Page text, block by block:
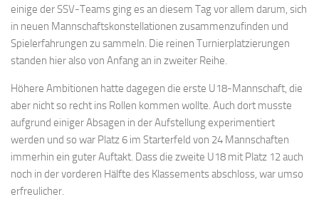
einige der SSV-Teams ging es an diesem Tag vor allem darum, sich
in neuen Mannschaftskonstellationen zusammenzufinden und
Spielerfahrungen zu sammeln. Die reinen Turnierplatzierungen
standen hier also von Anfang an in zweiter Reihe.
Höhere Ambitionen hatte dagegen die erste U18-Mannschaft, die
aber nicht so recht ins Rollen kommen wollte. Auch dort musste
aufgrund einiger Absagen in der Aufstellung experimentiert
werden und so war Platz 6 im Starterfeld von 24 Mannschaften
immerhin ein guter Auftakt. Dass die zweite U18 mit Platz 12 auch
noch in der vorderen Hälfte des Klassements abschloss, war umso
erfreulicher.